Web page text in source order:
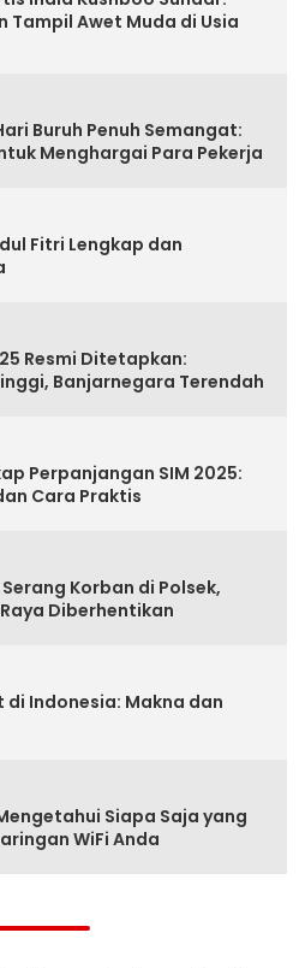
Tampil Awet Muda di Usia
Buruh Penuh Semangat:
Menghargai Para Pekerja
Fitri Lengkap dan
Resmi Ditetapkan:
Banjarnegara Terendah
Perpanjangan SIM 2025:
Cara Praktis
Korban di Polsek,
Diberhentikan
Indonesia: Makna dan
Siapa Saja yang
WiFi Anda